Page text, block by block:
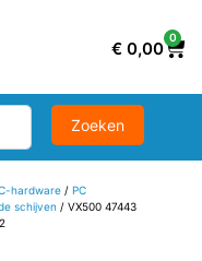
€ 0,00
0
hardware/ PC
schijven / VX500 47443